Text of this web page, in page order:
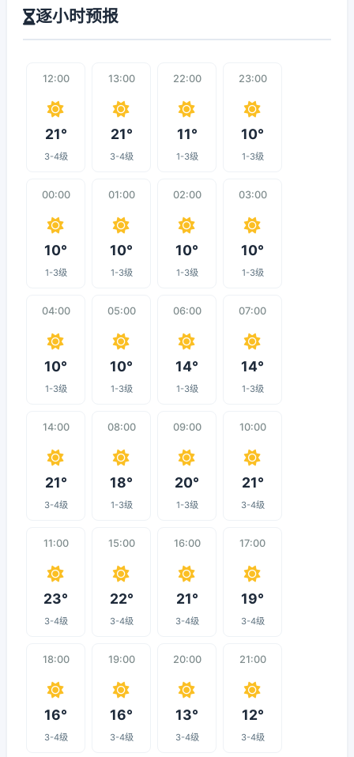
逐小时预报
12:00
21°
3-4级
13:00
21°
3-4级
22:00
11°
1-3级
23:00
10°
1-3级
00:00
10°
1-3级
01:00
10°
1-3级
02:00
10°
1-3级
03:00
10°
1-3级
04:00
10°
1-3级
05:00
10°
1-3级
06:00
14°
1-3级
07:00
14°
1-3级
14:00
21°
3-4级
08:00
18°
1-3级
09:00
20°
1-3级
10:00
21°
3-4级
11:00
23°
3-4级
15:00
22°
3-4级
16:00
21°
3-4级
17:00
19°
3-4级
18:00
16°
3-4级
19:00
16°
3-4级
20:00
13°
3-4级
21:00
12°
3-4级